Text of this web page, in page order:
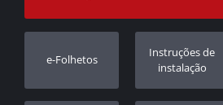
Rastrear ordem
Revendedores
e-Folhetos
Instruções de
instalação